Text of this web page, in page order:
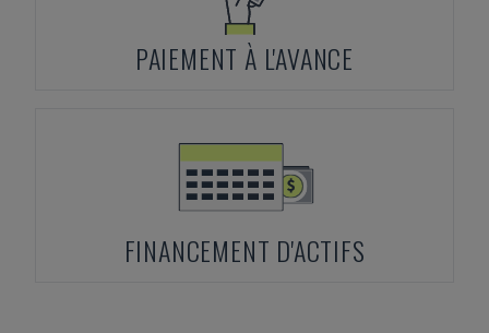
PAIEMENT À L'AVANCE
FINANCEMENT D'ACTIFS